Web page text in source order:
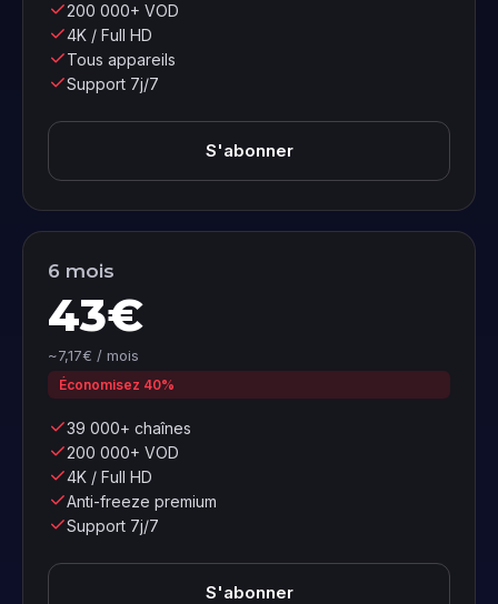
200 000+ VOD
4K / Full HD
Tous appareils
Support 7j/7
S'abonner
6 mois
43€
~7,17€ / mois
Économisez 40%
39 000+ chaînes
200 000+ VOD
4K / Full HD
Anti-freeze premium
Support 7j/7
S'abonner